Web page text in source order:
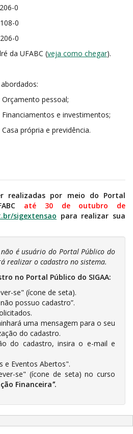
0
0
0
UFABC (veja como chegar).
pessoal;
e investimentos;
própria e previdência.
realizadas por meio do Portal
até 30 de outubro de
sigextensao para realizar sua
é usuário do Portal Público do
realizar o cadastro no sistema.
no Portal Público do SIGAA:
se" (ícone de seta).
possuo cadastro”.
uma mensagem para o seu
do cadastro.
do cadastro, insira o e-mail e
e Eventos Abertos".
se" (ícone de seta) no curso
Financeira".